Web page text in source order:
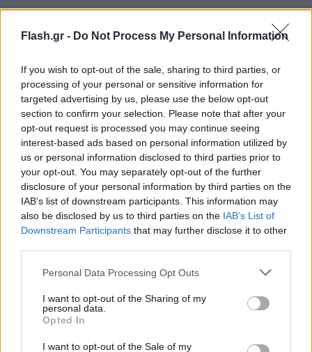
Flash.gr - Do Not Process My Personal Information
If you wish to opt-out of the sale, sharing to third parties, or
processing of your personal or sensitive information for
targeted advertising by us, please use the below opt-out
section to confirm your selection. Please note that after your
opt-out request is processed you may continue seeing
interest-based ads based on personal information utilized by
us or personal information disclosed to third parties prior to
your opt-out. You may separately opt-out of the further
disclosure of your personal information by third parties on the
IAB’s list of downstream participants. This information may
also be disclosed by us to third parties on the IAB’s List of
Downstream Participants that may further disclose it to other
Please note that this website/app uses one or more Google
not limited to your visit or usage behaviour. You may click to
grant or deny consent to Google and its third-party tags to
use your data for below specified purposes in below Google
consent section.
Personal Data Processing Opt Outs
I want to opt-out of the Sharing of my
personal data.
Opted In
I want to opt-out of the Sale of my
FLASH FOCUS